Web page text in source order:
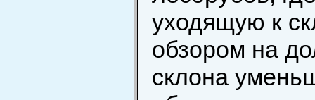
уходящую к
обзором на
склона